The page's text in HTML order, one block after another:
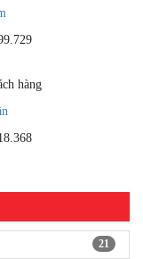
hàng
21